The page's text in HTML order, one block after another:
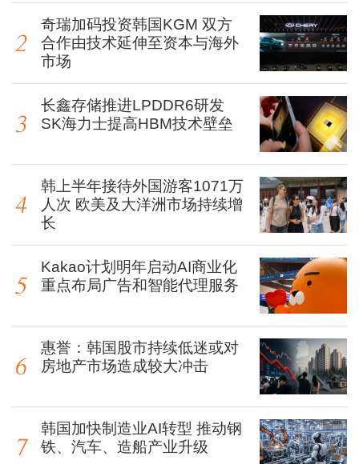
奇瑞加码投资韩国KGM 双方
合作由技术延伸至资本与海外
市场
长鑫存储推进LPDDR6研发
SK海力士提高HBM技术壁垒
韩上半年接待外国游客1071万
人次 欧美及大洋洲市场持续增
长
Kakao计划明年启动AI商业化
重点布局广告和智能代理服务
惠誉：韩国股市持续低迷或对
房地产市场造成较大冲击
韩国加快制造业AI转型 推动钢
铁、汽车、造船产业升级